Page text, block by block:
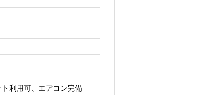
利用可、エアコン完備